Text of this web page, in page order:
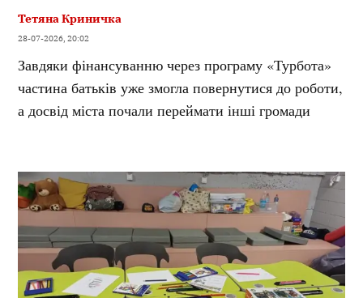
Тетяна Криничка
28-07-2026, 20:02
Завдяки фінансуванню через програму «Турбота»
частина батьків уже змогла повернутися до роботи,
а досвід міста почали переймати інші громади